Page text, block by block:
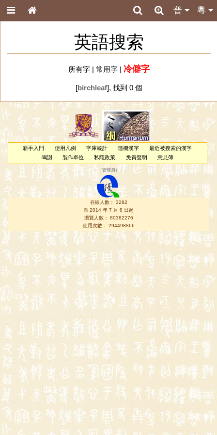
粵
普
英語搜索
所有字| 常用字| 冷僻字
[birchleaf], 找到 0 個
新手入門 使用凡例 字庫統計 隨機漢字
最近被搜索的漢字
鳴謝
製作單位 私隱政策 免責聲明 意見簿
（管理員 ）
在線人數： 3282
自 2014 年 7 月 8 日起
瀏覽人數： 80382276
使用次數： 294498866